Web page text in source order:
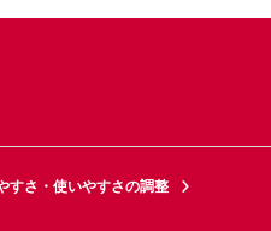
すさ・使いやすさの調整